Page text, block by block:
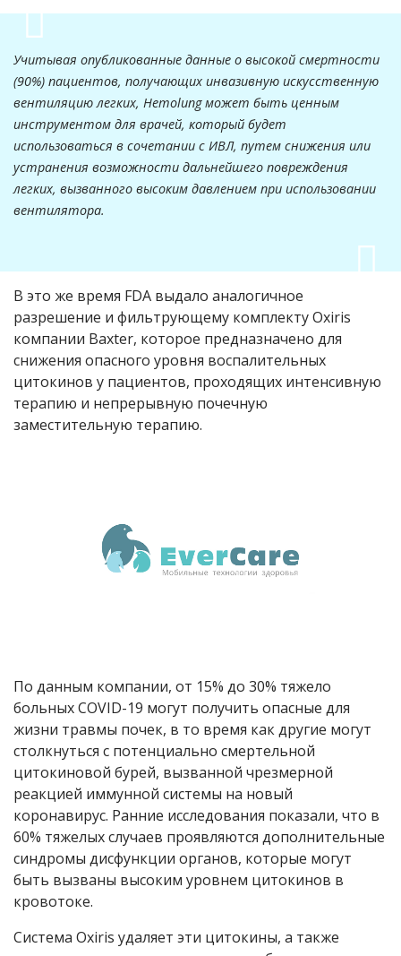
Учитывая опубликованные данные о высокой смертности
(90%) пациентов, получающих инвазивную искусственную
вентиляцию легких, Hemolung может быть ценным
инструментом для врачей, который будет
использоваться в сочетании с ИВЛ, путем снижения или
устранения возможности дальнейшего повреждения
легких, вызванного высоким давлением при использовании
вентилятора.
В это же время FDA выдало аналогичное
разрешение и фильтрующему комплекту Oxiris
компании Baxter, которое предназначено для
снижения опасного уровня воспалительных
цитокинов у пациентов, проходящих интенсивную
терапию и непрерывную почечную
заместительную терапию.
По данным компании, от 15% до 30% тяжело
больныхCOVID-19 могут получить опасные для
жизни травмы почек, в то время как другие могут
столкнуться с потенциально смертельной
цитокиновой бурей, вызванной чрезмерной
реакцией иммунной системы на новый
коронавирус. Ранние исследования показали, что в
60% тяжелых случаев проявляются дополнительные
синдромы дисфункции органов, которые могут
быть вызваны высоким уровнем цитокинов в
кровотоке.
Система Oxiris удаляет эти цитокины, а также